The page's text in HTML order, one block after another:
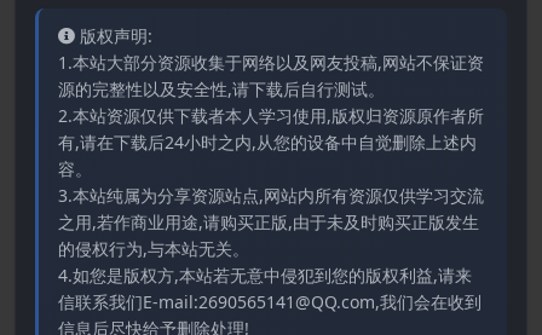
版权声明:
1.本站大部分资源收集于网络以及网友投稿,网站不保证资
源的完整性以及安全性,请下载后自行测试。
2.本站资源仅供下载者本人学习使用,版权归资源原作者所
有,请在下载后24小时之内,从您的设备中自觉删除上述内
容。
3.本站纯属为分享资源站点,网站内所有资源仅供学习交流
之用,若作商业用途,请购买正版,由于未及时购买正版发生
的侵权行为,与本站无关。
4.如您是版权方,本站若无意中侵犯到您的版权利益,请来
信联系我们E-mail:2690565141@QQ.com,我们会在收到
信息后尽快给予删除处理!